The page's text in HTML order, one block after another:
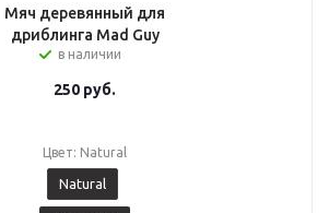
Мяч деревянный для
дриблинга Mad Guy
в наличии
250 руб.
Цвет: Natural
Natural